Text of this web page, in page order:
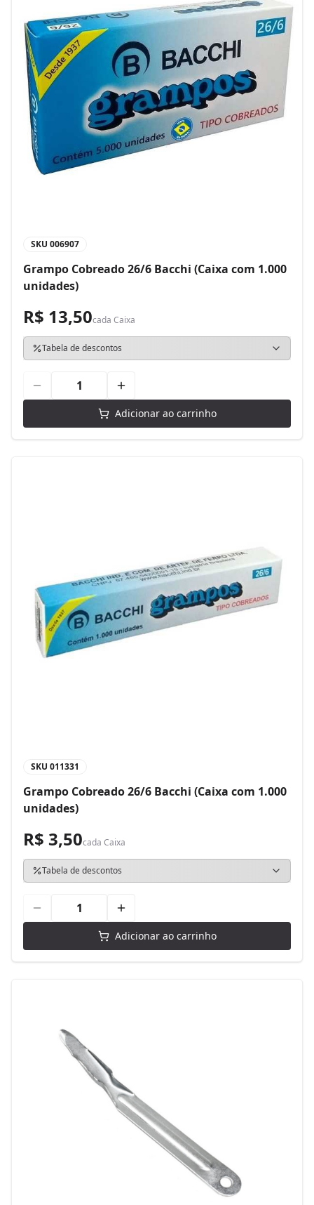
SKU 006907
Grampo Cobreado 26/6 Bacchi (Caixa com 1.000
unidades)
R$ 13,50cada Caixa
Tabela de descontos
Adicionar ao carrinho
SKU 011331
Grampo Cobreado 26/6 Bacchi (Caixa com 1.000
unidades)
R$ 3,50cada Caixa
Tabela de descontos
Adicionar ao carrinho